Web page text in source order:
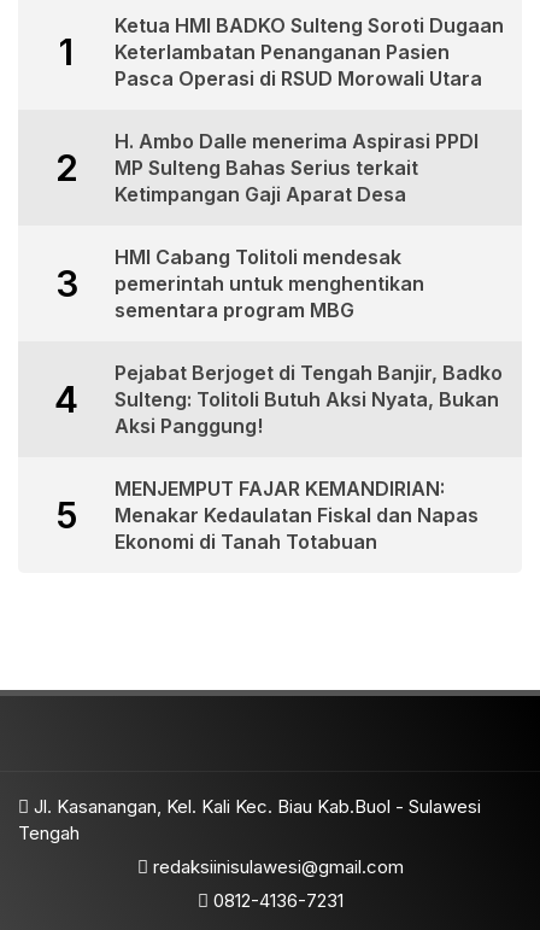
1
Ketua HMI BADKO Sulteng Soroti Dugaan
Keterlambatan Penanganan Pasien
Pasca Operasi di RSUD Morowali Utara
2
H. Ambo Dalle menerima Aspirasi PPDI
MP Sulteng Bahas Serius terkait
Ketimpangan Gaji Aparat Desa
3
HMI Cabang Tolitoli mendesak
pemerintah untuk menghentikan
sementara program MBG
4
Pejabat Berjoget di Tengah Banjir, Badko
Sulteng: Tolitoli Butuh Aksi Nyata, Bukan
Aksi Panggung!
5
MENJEMPUT FAJAR KEMANDIRIAN:
Menakar Kedaulatan Fiskal dan Napas
Ekonomi di Tanah Totabuan
Jl. Kasanangan, Kel. Kali Kec. Biau Kab.Buol - Sulawesi
Tengah
redaksiinisulawesi@gmail.com
0812-4136-7231